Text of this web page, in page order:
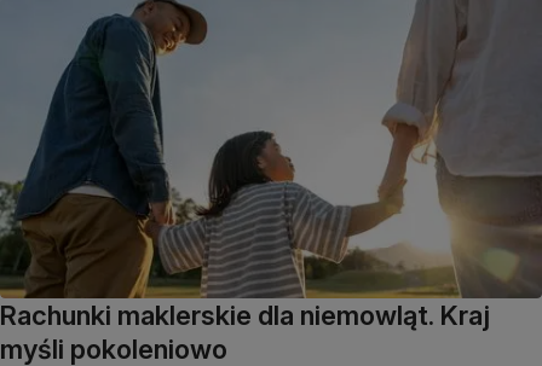
Rachunki maklerskie dla niemowląt. Kraj
myśli pokoleniowo